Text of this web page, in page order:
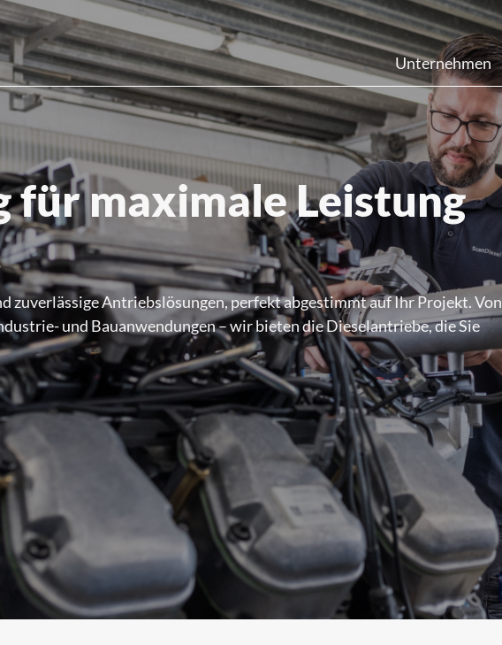
Unternehmen
für maximale Leistung
zuverlässige Antriebslösungen, perfekt abgestimmt auf Ihr Projekt. Von
und Bauanwendungen – wir bieten die Dieselantriebe, die Sie